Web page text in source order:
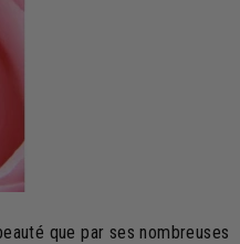
que par ses nombreuses